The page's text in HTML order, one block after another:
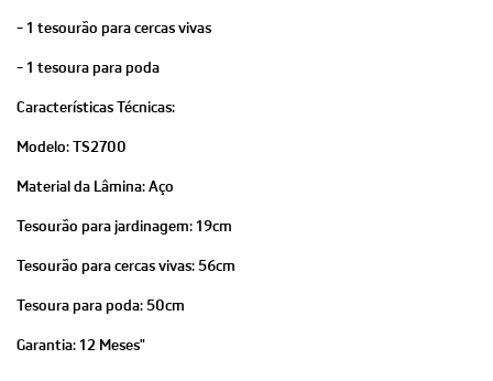
- 1 tesourão para cercas vivas
- 1 tesoura para poda
Características Técnicas:
Modelo: TS2700
Material da Lâmina: Aço
Tesourão para jardinagem: 19cm
Tesourão para cercas vivas: 56cm
Tesoura para poda: 50cm
Garantia: 12 Meses"